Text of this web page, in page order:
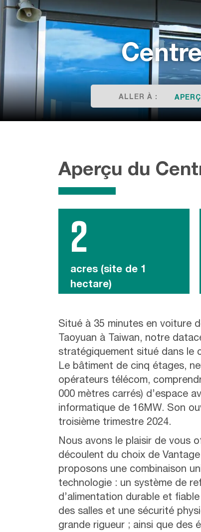
ALLER À :
Aperçu du
2
acres (site de 1
hectare)
Situé à 35 minutes en voiture
Taoyuan à Taiwan, notre
stratégiquement situé dans le
Le bâtiment de cinq étages,
opérateurs télécom,
000 mètres carrés) d’espace
informatique de 16MW. Son
troisième trimestre 2024.
Nous avons le plaisir de vous
découlent du choix de
proposons une combinaison
technologie : un système de
d’alimentation durable et
des salles et une sécurité
grande rigueur ; ainsi que des